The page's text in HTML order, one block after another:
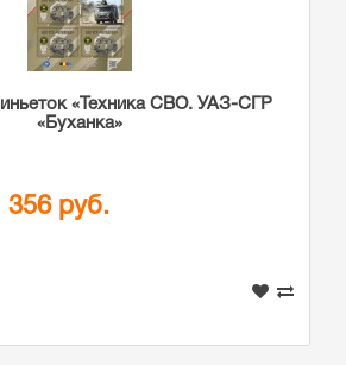
«Техника СВО. УАЗ-СГР
«Буханка»
356 руб.